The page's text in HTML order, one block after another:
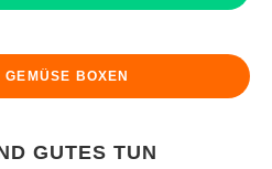
BOXEN
GUTES TUN